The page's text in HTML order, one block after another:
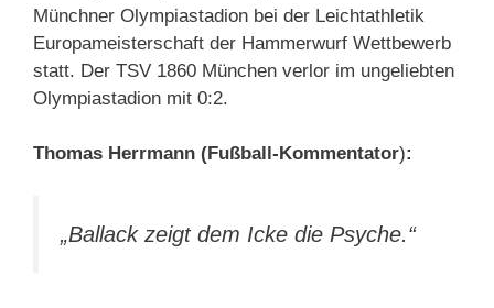
Münchner Olympiastadion bei der Leichtathletik
Europameisterschaft der Hammerwurf Wettbewerb
statt. Der TSV 1860 München verlor im ungeliebten
Olympiastadion mit 0:2.
Thomas Herrmann (Fußball-Kommentator):
„Ballack zeigt dem Icke die Psyche.“